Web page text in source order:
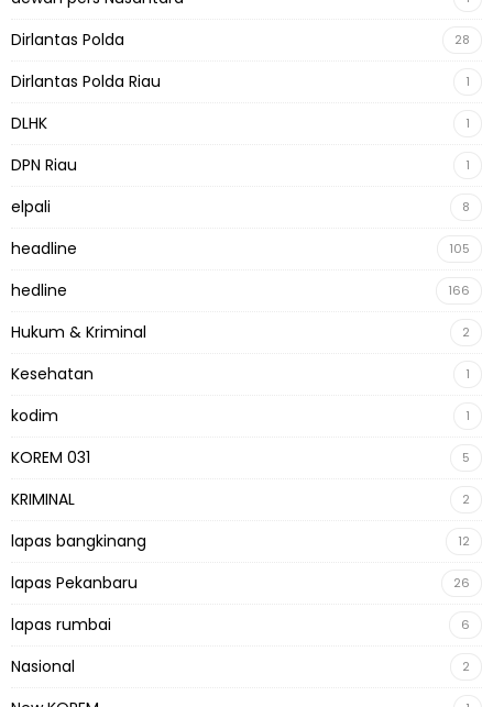
Dirlantas Polda 28
Dirlantas Polda Riau 1
DLHK 1
DPN Riau 1
elpali 8
headline 105
hedline 166
Hukum & Kriminal 2
Kesehatan 1
kodim 1
KOREM 031 5
KRIMINAL 2
lapas bangkinang 12
lapas Pekanbaru 26
lapas rumbai 6
Nasional 2